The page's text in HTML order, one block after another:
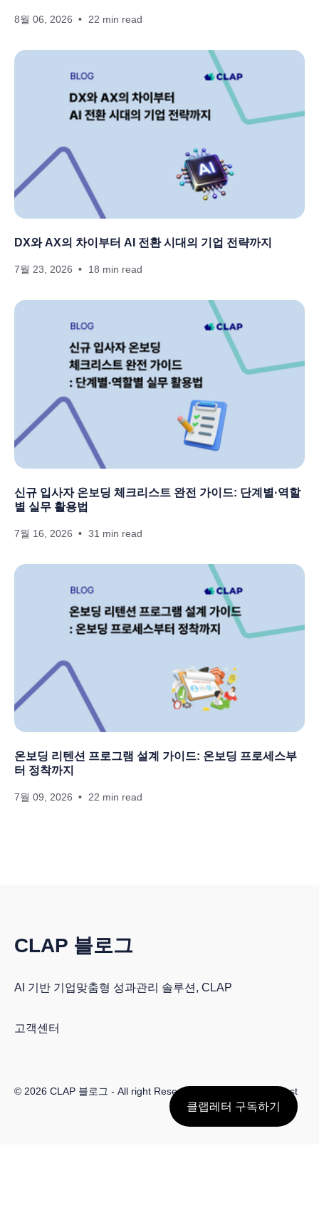
8월 06, 2026 22 min read
DX와 AX의 차이부터 AI 전환 시대의 기업 전략까지
7월 23, 2026 18 min read
신규 입사자 온보딩 체크리스트 완전 가이드: 단계별·역할
별 실무 활용법
7월 16, 2026 31 min read
온보딩 리텐션 프로그램 설계 가이드: 온보딩 프로세스부
터 정착까지
7월 09, 2026 22 min read
CLAP 블로그
AI 기반 기업맞춤형 성과관리 솔루션, CLAP
고객센터
© 2026 CLAP 블로그 - All right Reserved. Published with Ghost
클랩레터 구독하기